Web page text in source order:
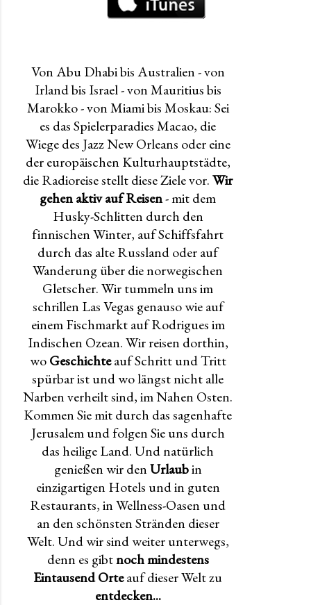
Von Abu Dhabi bis Australien - von
Irland bis Israel - von Mauritius bis
Marokko - von Miami bis Moskau: Sei
es das Spielerparadies Macao, die
Wiege des Jazz New Orleans oder eine
der europäischen Kulturhauptstädte,
die Radioreise stellt diese Ziele vor.Wir
gehen aktiv auf Reisen- mit dem
Husky-Schlitten durch den
finnischen Winter, auf Schiffsfahrt
durch das alte Russland oder auf
Wanderung über die norwegischen
Gletscher. Wir tummeln uns im
schrillen Las Vegas genauso wie auf
einem Fischmarkt auf Rodrigues im
Indischen Ozean. Wir reisen dorthin,
woGeschichteauf Schritt und Tritt
spürbar ist und wo längst nicht alle
Narben verheilt sind, im Nahen Osten.
Kommen Sie mit durch das sagenhafte
Jerusalem und folgen Sie uns durch
das heilige Land. Und natürlich
genießen wir denUrlaubin
einzigartigen Hotels und in guten
Restaurants, in Wellness-Oasen und
an den schönsten Stränden dieser
Welt. Und wir sind weiter unterwegs,
denn es gibtnoch mindestens
Eintausend Orteauf dieser Welt zu
entdecken...